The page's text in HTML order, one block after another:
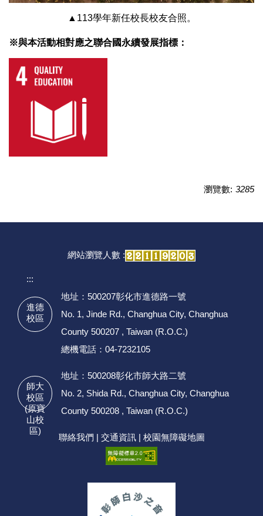
▲113學年新任校長校友合照。
※與本活動相對應之聯合國永續發展指標：
瀏覽數: 3285
網站瀏覽人數 :
:::
進德
校區
地址：500207彰化市進德路一號
No. 1, Jinde Rd., Changhua City, Changhua
County 500207 , Taiwan (R.O.C.)
總機電話：04-7232105
師大
校區
(原寶
山校
區)
地址：500208彰化市師大路二號
No. 2, Shida Rd., Changhua City, Changhua
County 500208 , Taiwan (R.O.C.)
聯絡我們 | 交通資訊| 校園無障礙地圖